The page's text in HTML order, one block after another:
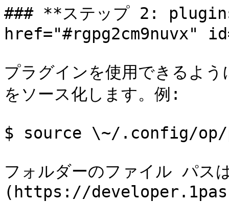
### **ステップ 2:
href="#rgpg2cm9nuvx"
プラグインを使用できるよ
をソース化します。例:
$ source \~/.config/
フォルダーのファイル パス
(https://